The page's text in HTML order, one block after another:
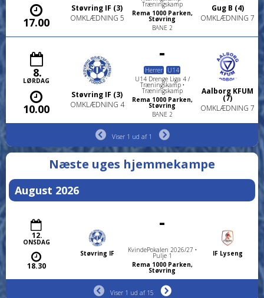
17.00
Støvring IF (3)
OMKLÆDNING 5
Træningskamp
Rema 1000 Parken,
Støvring
BANE 2
Gug B (4)
OMKLÆDNING 7
8.
LØRDAG
10.00
Støvring IF (3)
OMKLÆDNING 4
-
Herrer
U14
U14 Drenge Liga 4 /
Træningskamp •
Træningskamp
Rema 1000 Parken,
Støvring
BANE 2
Aalborg KFUM
(7)
OMKLÆDNING 7
Viser 1 ud af 1
Næste uges hjemmekampe
August 2026
12.
ONSDAG
18.30
Støvring IF
-
KvindePokalen 2026/27 •
Pulje 1
Rema 1000 Parken,
Støvring
IF Lyseng
Viser 1 ud af 15